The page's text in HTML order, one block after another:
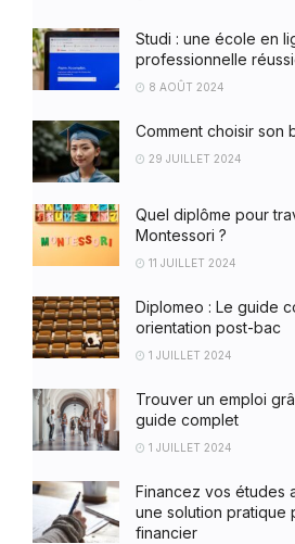
Studi : une école en
professionnelle
8 AOÛT 2024
Comment choisir son
29 JUILLET 2024
Quel diplôme pour
Montessori ?
11 JUILLET 2024
Diplomeo : Le guide
orientation post-bac
1 JUILLET 2024
Trouver un emploi
guide complet
1 JUILLET 2024
Financez vos études
une solution pratique
financier